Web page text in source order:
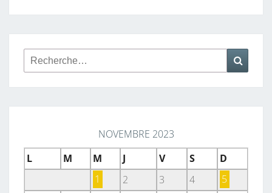
Rechercher :
NOVEMBRE 2023
L
M M J V S
D
1
2 3 4
5